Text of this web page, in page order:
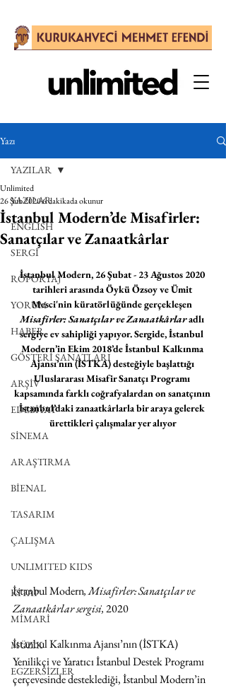
Yazı
YAZILAR
ENGLISH
SERGİ
RÖPORTAJ
YORUM
HABER
GÖSTERİ SANATLARI
ARŞİV
EDEBİYAT
SİNEMA
ARAŞTIRMA
BİENAL
TASARIM
ÇALIŞMA
UNLIMITED KIDS
KİTAP
MİMARİ
MÜZİK
EGZERSİZLER
YAZILAR
İstanbul Modern’de Misafirler:
Sanatçılar ve Zanaatkârlar
Unlimited
26 Şub 20206 dakikada okunur
İstanbul Modern, 26 Şubat - 23 Ağustos 2020
tarihleri arasında Öykü Özsoy ve Ümit
Mesci'nin küratörlüğünde gerçekleşen
Misafirler: Sanatçılar ve Zanaatkârlar adlı
sergiye ev sahipliği yapıyor. Sergide, İstanbul
Modern’in Ekim 2018’de İstanbul Kalkınma
Ajansı’nın (İSTKA) desteğiyle başlattığı
Uluslararası Misafir Sanatçı Programı
kapsamında farklı coğrafyalardan on sanatçının
İstanbul’daki zanaatkârlarla bir araya gelerek
ürettikleri çalışmalar yer alıyor
İstanbul Modern, Misafirler: Sanatçılar ve
Zanaatkârlar sergisi, 2020
İstanbul Kalkınma Ajansı’nın (İSTKA)
Yenilikçi ve Yaratıcı İstanbul Destek Programı
çerçevesinde desteklediği, İstanbul Modern’in